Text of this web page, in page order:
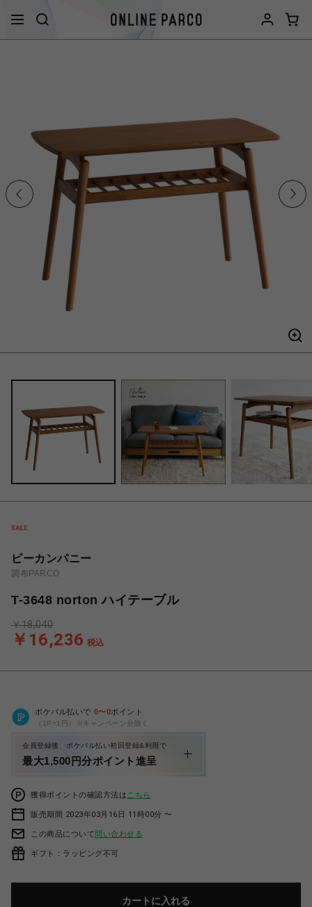
ビーカンパニー
調布PARCO
T-3648 norton ハイテーブル
￥16,236 税込
￥18,040
ポケパル払いで 0〜0ポイント
（1P=1円）※キャンペーン分除く
会員登録後、ポケパル払い初回登録&利用で
最大1,500円分ポイント進呈
獲得ポイントの確認方法は こちら
販売期間 2023年03月16日 11時00分 〜
この商品について問い合わせる
ギフト：ラッピング不可
カートに入れる